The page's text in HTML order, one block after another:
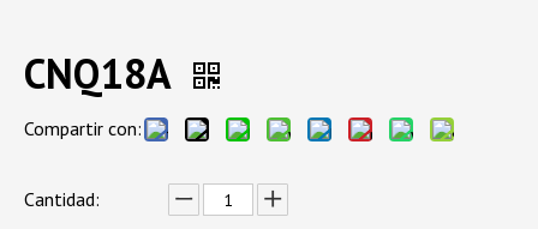
CNQ18A
Compartir con:
Cantidad: